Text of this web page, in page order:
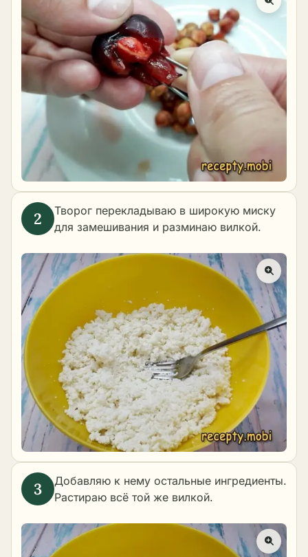
Творог перекладываю в широкую миску
для замешивания и разминаю вилкой.
Добавляю к нему остальные ингредиенты.
Растираю всё той же вилкой.